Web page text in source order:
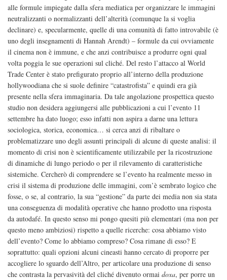
alle formule impiegate dalla sfera mediatica per organizzare le immagini
neutralizzanti o normalizzanti dell’alterità (comunque la si voglia
declinare) e, specularmente, quelle di una comunità di fatto introvabile (è
uno degli insegnamenti di Hannah Arendt) – formule da cui ovviamente
il cinema non è immune, e che anzi contribuisce a produrre ogni qual
volta poggia le sue operazioni sul cliché. Del resto l’attacco al World
Trade Center è stato prefigurato proprio all’interno della produzione
hollywoodiana che si suole definire “catastrofista” e quindi era già
presente nella sfera immaginaria. Da tale angolazione prospettica questo
studio non desidera aggiungersi alle pubblicazioni a cui l’evento 11
settembre ha dato luogo; esso infatti non aspira a darne una lettura
sociologica, storica, economica… si cerca anzi di ribaltare o
problematizzare uno degli assunti principali di alcune di queste analisi: il
momento di crisi non è scientificamente utilizzabile per la ricostruzione
di dinamiche di lungo periodo o per il rilevamento di caratteristiche
sistemiche. Cercherò di comprendere se l’evento ha realmente messo in
crisi il sistema di produzione delle immagini, com’è sembrato logico che
fosse, o se, al contrario, la sua “gestione” da parte dei media non sia stata
una conseguenza di modalità operative che hanno prodotto una risposta
da autodafé. In questo senso mi pongo quesiti più elementari (ma non per
questo meno ambiziosi) rispetto a quelle ricerche: cosa abbiamo visto
dell’evento? Come lo abbiamo compreso? Cosa rimane di esso? E
soprattutto: quali opzioni alcuni cineasti hanno cercato di proporre per
accogliere lo sguardo dell’Altro, per articolare una produzione di senso
che contrasta la pervasività del cliché divenuto ormai doxa, per porre un